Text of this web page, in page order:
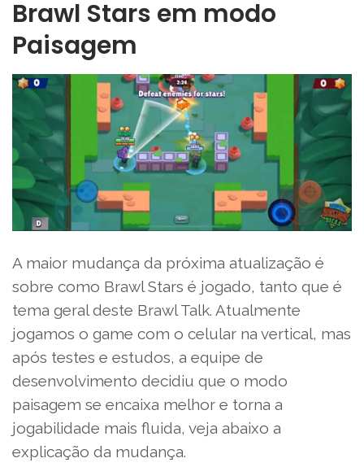
Brawl Stars em modo
Paisagem
A maior mudança da próxima atualização é
sobre como Brawl Stars é jogado, tanto que é
tema geral deste Brawl Talk. Atualmente
jogamos o game com o celular na vertical, mas
após testes e estudos, a equipe de
desenvolvimento decidiu que o modo
paisagem se encaixa melhor e torna a
jogabilidade mais fluida, veja abaixo a
explicação da mudança.